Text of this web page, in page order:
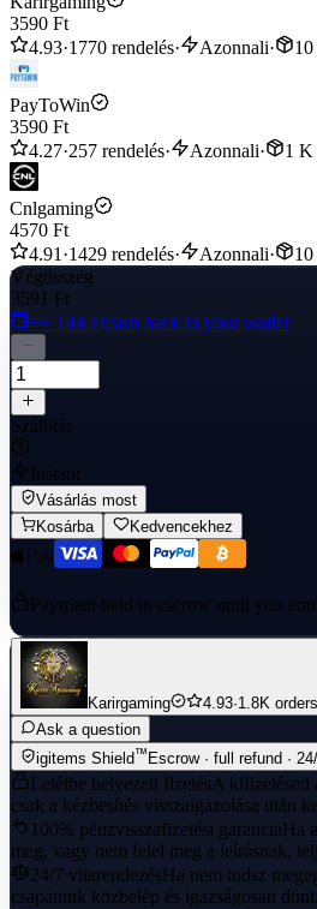
Delivery completed within 1-5 minutes
3590 Ft
4.93·1770 rendelés· Azonnali·
PayToWin
3590 Ft
4.27·257 rendelés· Azonnali· 1 K
Cnlgaming
4570 Ft
4.91 ·1429 rendelés· Azonnali·
Végösszeg
3591 Ft
+≈ 144 Ftcash back to your wallet
Szállítás
Instant
Vásárlás most
Kosárba
Kedvencekhez
Payment held in escrow until you
Karirgaming 4.93·1.8K orders
Ask a question
igitems Shield™ Escrow · full refund ·
Letétbe helyezett fizetésA kifizetésed
csak a kézbesítés visszaigazolása után
100% pénzvisszafizetési garanciaHa
meg, vagy nem felel meg a leírásnak,
24/7 vitarendezésHa nem tudsz
csapatunk közbelép és igazságosan dönt.